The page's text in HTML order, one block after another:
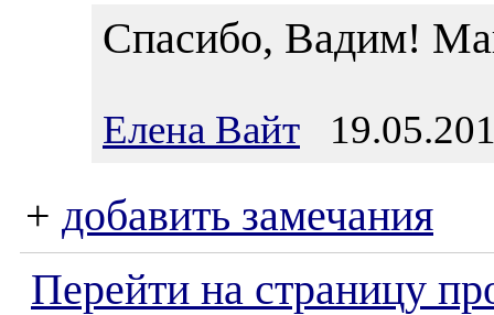
Спасибо, Вадим!
Елена Вайт
+ добавить замечания
Перейти на страницу